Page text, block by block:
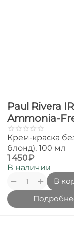
Paul Rivera
Ammonia-
Крем-краска
блонд), 100 мл
1 450₽
В наличии
+
−
В